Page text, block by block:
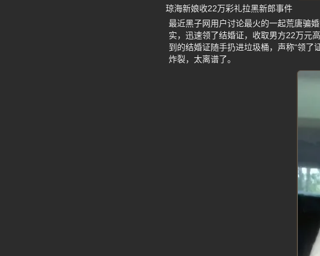
琼海新娘收22万彩礼拉黑新郎事件
最近黑子网用户讨论最火的一起荒唐骗
实，迅速领了结婚证，收取男方22万元
到的结婚证随手扔进垃圾桶，声称“领
炸裂，太离谱了。